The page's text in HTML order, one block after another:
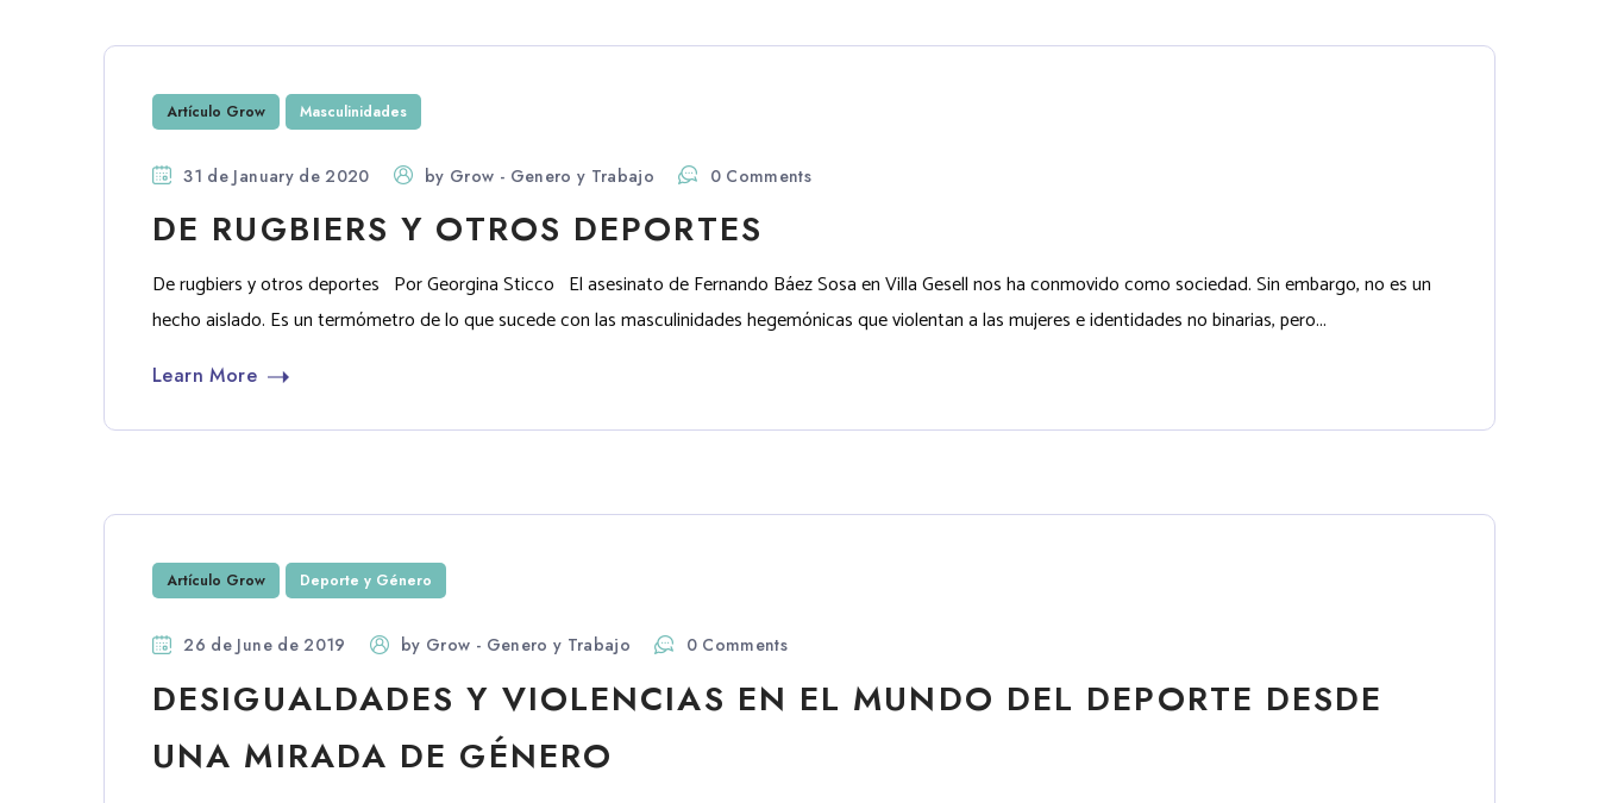
Artículo Grow Masculinidades
31 de January de 2020 by Grow - Genero y Trabajo 0 Comments
DE RUGBIERS Y OTROS DEPORTES
De rugbiers y otros deportes Por Georgina Sticco El asesinato de Fernando Báez Sosa en Villa Gesell nos ha conmovido como sociedad. Sin embargo, no es un
hecho aislado. Es un termómetro de lo que sucede con las masculinidades hegemónicas que violentan a las mujeres e identidades no binarias, pero...
Learn More
Artículo Grow Deporte y Género
26 de June de 2019 by Grow - Genero y Trabajo 0 Comments
DESIGUALDADES Y VIOLENCIAS EN EL MUNDO DEL DEPORTE DESDE
UNA MIRADA DE GÉNERO